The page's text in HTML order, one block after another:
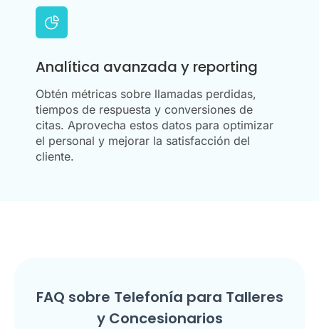
Analítica avanzada y reporting
Obtén métricas sobre llamadas perdidas,
tiempos de respuesta y conversiones de
citas. Aprovecha estos datos para optimizar
el personal y mejorar la satisfacción del
cliente.
FAQ sobre Telefonía para Talleres
y Concesionarios